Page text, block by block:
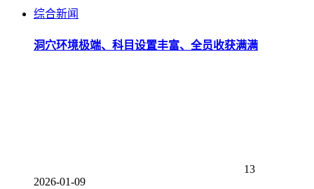
综合新闻
洞穴环境极端、科目设置丰富、全员收获满满
13
2026-01-09